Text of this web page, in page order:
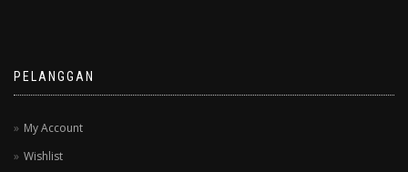
PELANGGAN
My Account
Wishlist